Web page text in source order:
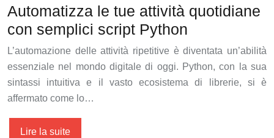
Automatizza le tue attività quotidiane
con semplici script Python
L’automazione delle attività ripetitive è diventata un’abilità
essenziale nel mondo digitale di oggi. Python, con la sua
sintassi intuitiva e il vasto ecosistema di librerie, si è
affermato come lo…
Lire la suite